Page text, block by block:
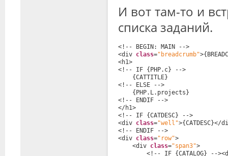
И вот там-то и
списка заданий.
<!-- BEGIN: MAIN -->
<div class="breadcrumb"
<h1>
<!-- IF {PHP.c} -->
{CATTITLE}
<!-- ELSE -->
{PHP.L.projects}
<!-- ENDIF -->
</h1>
<!-- IF {CATDESC} -->
<div class="well">{CATDESC}</
<!-- ENDIF -->
<div class="row">
<div class="span3">
<!-- IF {CATALOG} --